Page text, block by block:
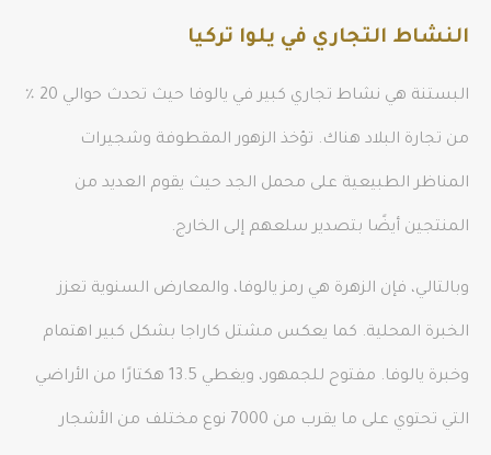
النشاط التجاري في يلوا تركيا
البستنة هي نشاط تجاري كبير في يالوفا حيث تحدث حوالي 20 ٪
من تجارة البلاد هناك. تؤخذ الزهور المقطوفة وشجيرات
المناظر الطبيعية على محمل الجد حيث يقوم العديد من
المنتجين أيضًا بتصدير سلعهم إلى الخارج.
وبالتالي، فإن الزهرة هي رمز يالوفا، والمعارض السنوية تعزز
الخبرة المحلية. كما يعكس مشتل كاراجا بشكل كبير اهتمام
وخبرة يالوفا. مفتوح للجمهور، ويغطي 13.5 هكتارًا من الأراضي
التي تحتوي على ما يقرب من 7000 نوع مختلف من الأشجار